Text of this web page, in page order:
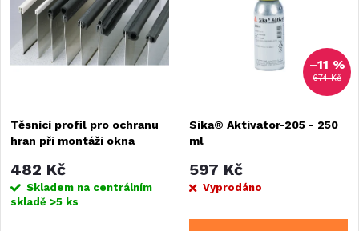
Těsnící profil pro ochranu
hran při montáži okna
482 Kč
Skladem na centrálním
skladě >5 ks
674 Kč
–11 %
Sika® Aktivator-205 - 250
ml
597 Kč
Vyprodáno